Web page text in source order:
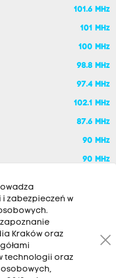
101.6 MHz
101 MHz
100 MHz
98.8 MHz
97.4 MHz
102.1 MHz
87.6 MHz
90 MHz
90 MHz
22, 30-007
zabezpieczeń w
Kraków oraz
technologii oraz